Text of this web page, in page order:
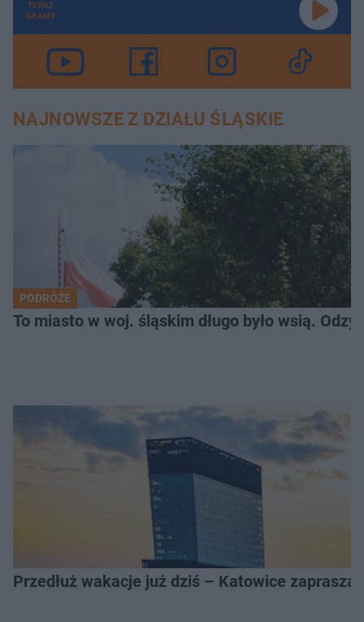
TERAZ
GRAMY
NAJNOWSZE Z DZIAŁU ŚLĄSKIE
PODRÓŻE
To miasto w woj. śląskim długo było wsią.
Przedłuż wakacje już dziś – Katowice